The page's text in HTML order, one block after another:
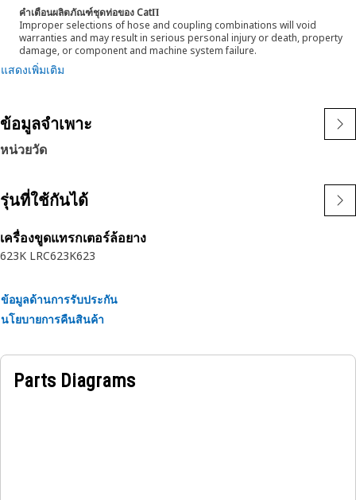
designed to work at half the SAE bend radius. This means
they bend better in tight places and substantially reduce
hose length requirements. These features provide easier
installation, long life and excellent dependability.
คำเตือนผลิตภัณฑ์ชุดท่อของ CatΠ
Improper selections of hose and coupling combinations will void
warranties and may result in serious personal injury or death, property
damage, or component and machine system failure.
แสดงเพิ่มเติม
ข้อมูลจำเพาะ
หน่วยวัด
รุ่นที่ใช้กันได้
เครื่องขูดแทรกเตอร์ล้อยาง
623K LRC623K623
ข้อมูลด้านการรับประกัน
นโยบายการคืนสินค้า
Parts Diagrams